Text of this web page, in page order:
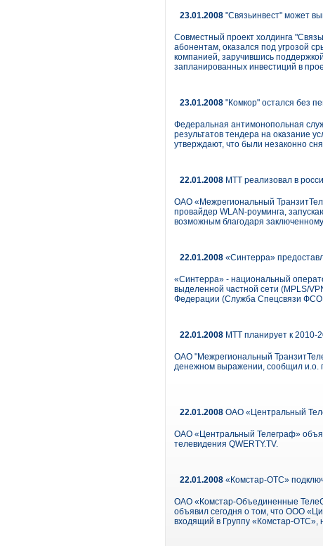
23.01.2008 "Связьинвест" может
Совместный проект холдинга
абонентам, оказался под угрозой
компанией, заручившись
запланированных инвестиций в
23.01.2008 "Комкор" остался без
Федеральная антимонопольная
результатов тендера на оказание
утверждают, что были незаконно
22.01.2008 МТТ реализовал в
ОАО «Межрегиональный
провайдер WLAN-роуминга,
возможным благодаря
22.01.2008 «Синтерра»
«Синтерра» - национальный
выделенной частной сети (MPLS/
Федерации (Служба Спецсвязи ФСО
22.01.2008 МТТ планирует к 2010-
ОАО "Межрегиональный
денежном выражении, сообщил и.о.
22.01.2008 ОАО «Центральный
ОАО «Центральный Телеграф»
телевидения QWERTY.TV.
22.01.2008 «Комстар-ОТС»
ОАО «Комстар-Объединенные
объявил сегодня о том, что ООО
входящий в Группу «Комстар-ОТС»,